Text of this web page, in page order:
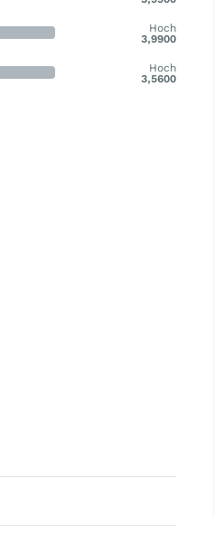
Hoch
3,9900
Hoch
3,5600